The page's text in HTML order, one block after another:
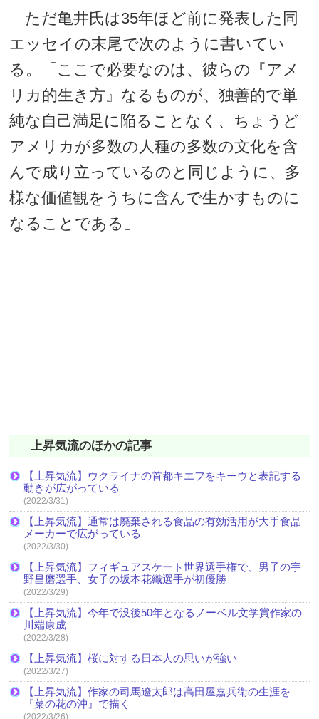
ただ亀井氏は35年ほど前に発表した同
エッセイの末尾で次のように書いてい
る。「ここで必要なのは、彼らの『アメ
リカ的生き方』なるものが、独善的で単
純な自己満足に陥ることなく、ちょうど
アメリカが多数の人種の多数の文化を含
んで成り立っているのと同じように、多
様な価値観をうちに含んで生かすものに
なることである」
上昇気流のほかの記事
【上昇気流】ウクライナの首都キエフをキーウと表記する
動きが広がっている
(2022/3/31)
【上昇気流】通常は廃棄される食品の有効活用が大手食品
メーカーで広がっている
(2022/3/30)
【上昇気流】フィギュアスケート世界選手権で、男子の宇
野昌磨選手、女子の坂本花織選手が初優勝
(2022/3/29)
【上昇気流】今年で没後50年となるノーベル文学賞作家の
川端康成
(2022/3/28)
【上昇気流】桜に対する日本人の思いが強い
(2022/3/27)
【上昇気流】作家の司馬遼太郎は高田屋嘉兵衛の生涯を
『菜の花の沖』で描く
(2022/3/26)